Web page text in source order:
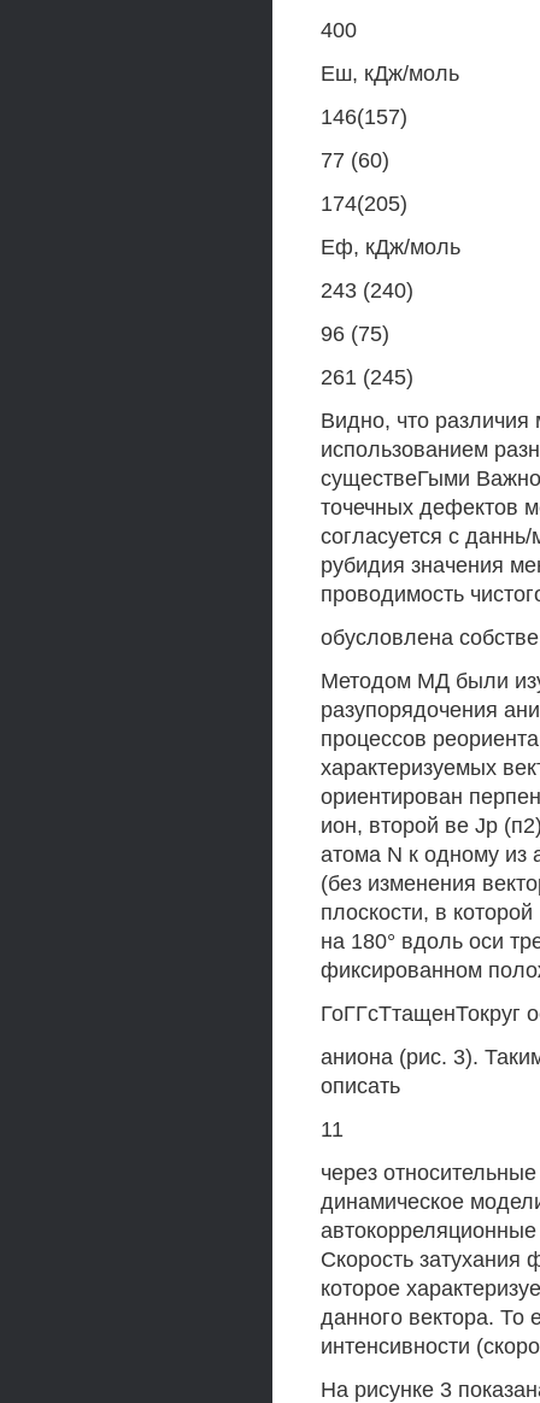
400
Еш, кДж/моль
146(157)
77 (60)
174(205)
Еф, кДж/моль
243 (240)
96 (75)
261 (245)
Видно, что
использованием
существеГыми Важно
точечных дефектов
согласуется с
рубидия значения
проводимость
обусловлена
Методом МД были
разупорядочения
процессов
характеризуемых
ориентирован
ион, второй ве Jp
атома N к одному из
(без изменения
плоскости, в
на 180° вдоль оси
фиксированном
ГоГГсТтащенТокруг
аниона (рис. 3).
описать
11
через
динамическое
Скорость затухания
которое
данного вектора. То
интенсивности
На рисунке 3